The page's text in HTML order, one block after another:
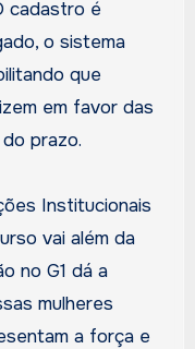
cadastro é
o sistema
que
em favor das
prazo.
Institucionais
vai além da
no G1 dá a
mulheres
a força e